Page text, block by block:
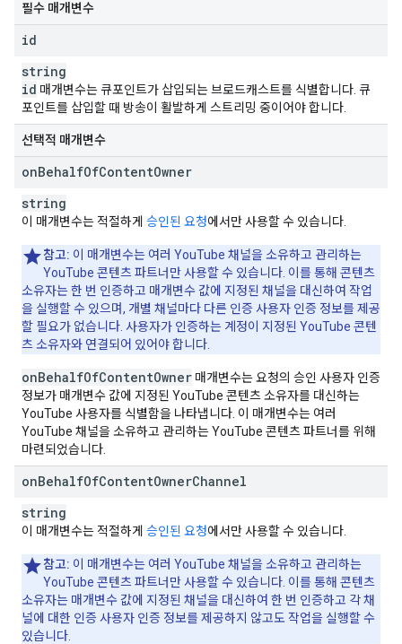
필수 매개변수
id
string
id 매개변수는 큐포인트가 삽입되는 브로드캐스트를 식별합니다. 큐
포인트를 삽입할 때 방송이 활발하게 스트리밍 중이어야 합니다.
선택적 매개변수
onBehalfOfContentOwner
string
이 매개변수는 적절하게 승인된 요청에서만 사용할 수 있습니다.
참고: 이 매개변수는 여러 YouTube 채널을 소유하고 관리하는
YouTube 콘텐츠 파트너만 사용할 수 있습니다. 이를 통해 콘텐츠
소유자는 한 번 인증하고 매개변수 값에 지정된 채널을 대신하여 작업
을 실행할 수 있으며, 개별 채널마다 다른 인증 사용자 인증 정보를 제공
할 필요가 없습니다. 사용자가 인증하는 계정이 지정된 YouTube 콘텐
츠 소유자와 연결되어 있어야 합니다.
onBehalfOfContentOwner 매개변수는 요청의 승인 사용자 인증
정보가 매개변수 값에 지정된 YouTube 콘텐츠 소유자를 대신하는
YouTube 사용자를 식별함을 나타냅니다. 이 매개변수는 여러
YouTube 채널을 소유하고 관리하는 YouTube 콘텐츠 파트너를 위해
마련되었습니다.
onBehalfOfContentOwnerChannel
string
이 매개변수는 적절하게 승인된 요청에서만 사용할 수 있습니다.
참고: 이 매개변수는 여러 YouTube 채널을 소유하고 관리하는
YouTube 콘텐츠 파트너만 사용할 수 있습니다. 이를 통해 콘텐츠
소유자는 매개변수 값에 지정된 채널을 대신하여 한 번 인증하고 각 채
널에 대한 인증 사용자 인증 정보를 제공하지 않고도 작업을 실행할 수
있습니다.